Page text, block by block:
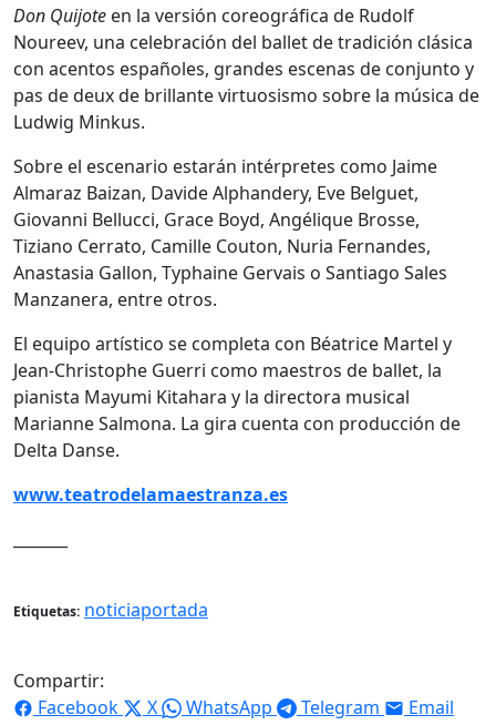
Don Quijote en la versión coreográfica de Rudolf
Noureev, una celebración del ballet de tradición clásica
con acentos españoles, grandes escenas de conjunto y
pas de deux de brillante virtuosismo sobre la música de
Ludwig Minkus.
Sobre el escenario estarán intérpretes como Jaime
Almaraz Baizan, Davide Alphandery, Eve Belguet,
Giovanni Bellucci, Grace Boyd, Angélique Brosse,
Tiziano Cerrato, Camille Couton, Nuria Fernandes,
Anastasia Gallon, Typhaine Gervais o Santiago Sales
Manzanera, entre otros.
El equipo artístico se completa con Béatrice Martel y
Jean-Christophe Guerri como maestros de ballet, la
pianista Mayumi Kitahara y la directora musical
Marianne Salmona. La gira cuenta con producción de
Delta Danse.
www.teatrodelamaestranza.es
Etiquetas: noticiaportada
Compartir:
Facebook
X WhatsApp Telegram Email